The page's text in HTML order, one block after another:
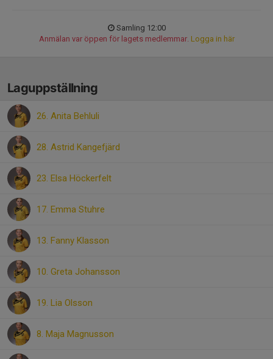
Samling 12:00
Anmälan var öppen för lagets medlemmar. Logga in här
Laguppställning
26. Anita Behluli
28. Astrid Kangefjärd
23. Elsa Höckerfelt
17. Emma Stuhre
13. Fanny Klasson
10. Greta Johansson
19. Lia Olsson
8. Maja Magnusson